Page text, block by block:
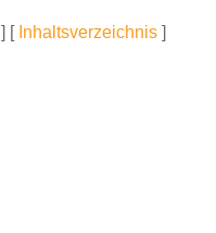
] [ Inhaltsverzeichnis ]